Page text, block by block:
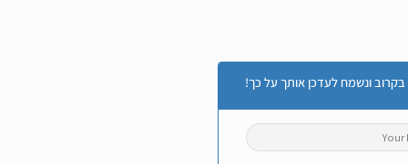
בקרוב ונשמח לעדכן אותך על כך!